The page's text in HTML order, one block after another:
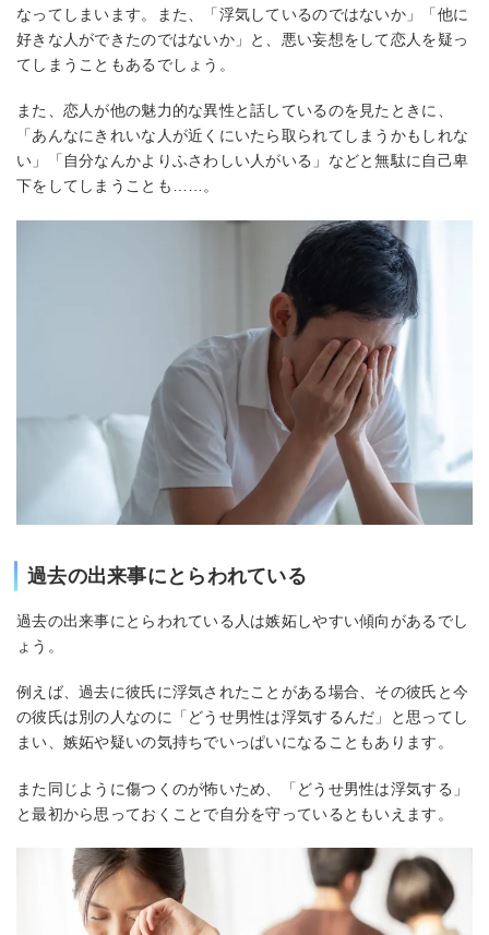
なってしまいます。また、「浮気しているのではないか」「他に
好きな人ができたのではないか」と、悪い妄想をして恋人を疑っ
てしまうこともあるでしょう。
また、恋人が他の魅力的な異性と話しているのを見たときに、
「あんなにきれいな人が近くにいたら取られてしまうかもしれな
い」「自分なんかよりふさわしい人がいる」などと無駄に自己卑
下をしてしまうことも……。
過去の出来事にとらわれている
過去の出来事にとらわれている人は嫉妬しやすい傾向があるでし
ょう。
例えば、過去に彼氏に浮気されたことがある場合、その彼氏と今
の彼氏は別の人なのに「どうせ男性は浮気するんだ」と思ってし
まい、嫉妬や疑いの気持ちでいっぱいになることもあります。
また同じように傷つくのが怖いため、「どうせ男性は浮気する」
と最初から思っておくことで自分を守っているともいえます。